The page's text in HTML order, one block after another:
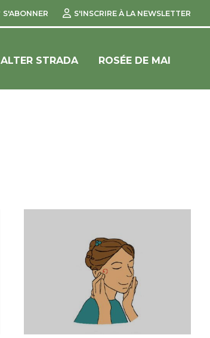
S'ABONNER S'INSCRIRE À LA NEWSLETTER
ALTER STRADA ROSÉE DE MAI